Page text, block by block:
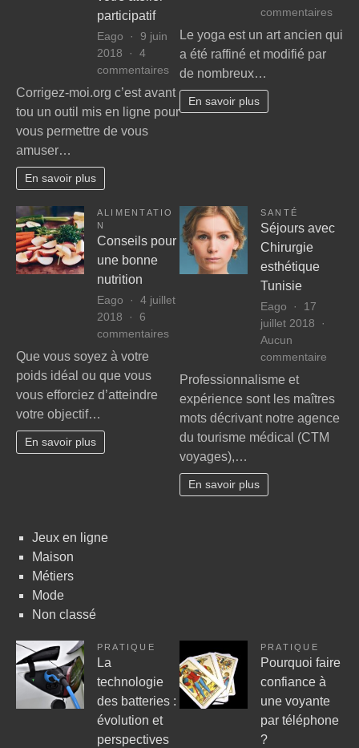
participatif
Eago
9 juin
2018
4
commentairessur
Un
éducatif,
moi
votre
atelier
participatif
Corrigez-moi.org c’est avant
tou un outil mis en ligne pour
vous permettre de vous
amuser…
En savoir plus
commentairessur
Le yoga est un art ancien qui
a été raffiné et modifié par
de nombreux…
En savoir plus
ALIMENTATIO
N
Conseils pour
une bonne
nutrition
Eago
4 juillet
2018
6
commentairessur
une
bonne
nutrition
Que vous soyez à votre
poids idéal ou que vous
vous efforciez d’atteindre
votre objectif…
En savoir plus
SANTÉ
Séjours avec
Chirurgie
esthétique
Tunisie
Eago
17
juillet 2018
Aucun
commentaire
Professionnalisme et
expérience sont les maîtres
mots décrivant notre agence
du tourisme médical (CTM
voyages),…
En savoir plus
Jeux en ligne
Maison
Métiers
Mode
Non classé
PRATIQUE
La
technologie
des batteries :
évolution et
perspectives
PRATIQUE
Pourquoi faire
confiance à
une voyante
par téléphone
?